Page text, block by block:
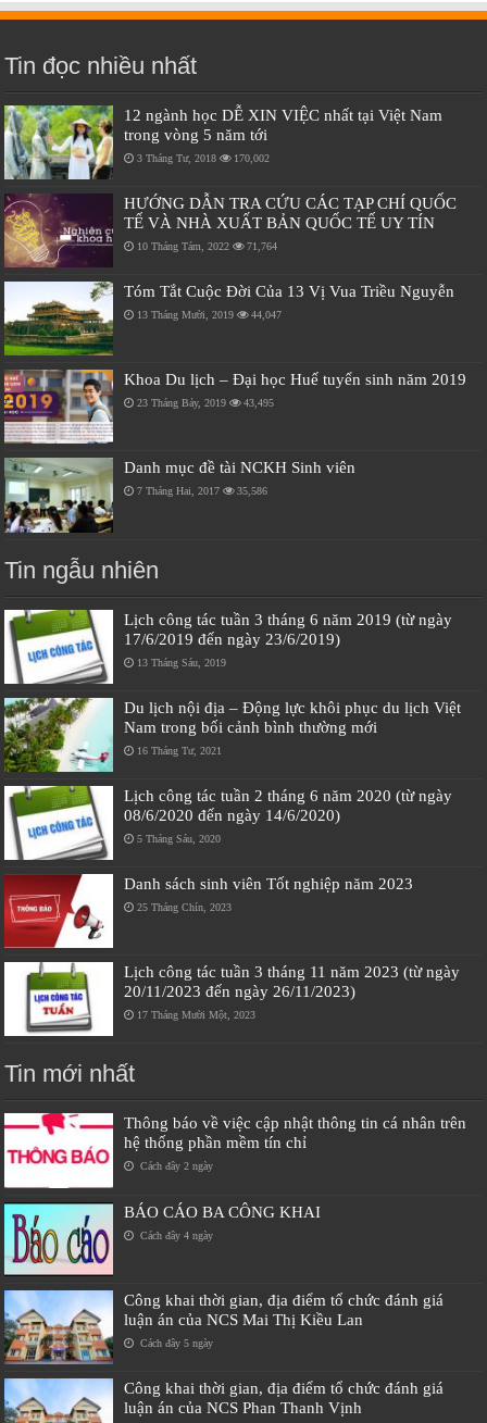
Tin đọc nhiều nhất
12 ngành học DỄ XIN VIỆC nhất tại Việt Nam
trong vòng 5 năm tới
3 Tháng Tư, 2018 170,002
HƯỚNG DẪN TRA CỨU CÁC TẠP CHÍ QUỐC
TẾ VÀ NHÀ XUẤT BẢN QUỐC TẾ UY TÍN
10 Tháng Tám, 2022 71,764
Tóm Tắt Cuộc Đời Của 13 Vị Vua Triều Nguyễn
13 Tháng Mười, 2019 44,047
Khoa Du lịch – Đại học Huế tuyển sinh năm 2019
23 Tháng Bảy, 2019 43,495
Danh mục đề tài NCKH Sinh viên
7 Tháng Hai, 2017 35,586
Tin ngẫu nhiên
Lịch công tác tuần 3 tháng 6 năm 2019 (từ ngày
17/6/2019 đến ngày 23/6/2019)
13 Tháng Sáu, 2019
Du lịch nội địa – Động lực khôi phục du lịch Việt
Nam trong bối cảnh bình thường mới
16 Tháng Tư, 2021
Lịch công tác tuần 2 tháng 6 năm 2020 (từ ngày
08/6/2020 đến ngày 14/6/2020)
5 Tháng Sáu, 2020
Danh sách sinh viên Tốt nghiệp năm 2023
25 Tháng Chín, 2023
Lịch công tác tuần 3 tháng 11 năm 2023 (từ ngày
20/11/2023 đến ngày 26/11/2023)
17 Tháng Mười Một, 2023
Tin mới nhất
Thông báo về việc cập nhật thông tin cá nhân trên
hệ thống phần mềm tín chỉ
Cách đây 2 ngày
BÁO CÁO BA CÔNG KHAI
Cách đây 4 ngày
Công khai thời gian, địa điểm tổ chức đánh giá
luận án của NCS Mai Thị Kiều Lan
Cách đây 5 ngày
Công khai thời gian, địa điểm tổ chức đánh giá
luận án của NCS Phan Thanh Vịnh